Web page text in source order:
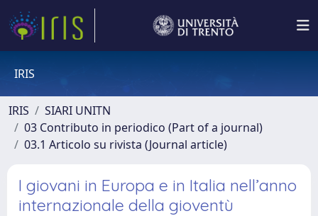
IRIS
IRIS
SIARI UNITN
03 Contributo in periodico (Part of a journal)
03.1 Articolo su rivista (Journal article)
I giovani in Europa e in Italia nell’anno
internazionale della gioventù